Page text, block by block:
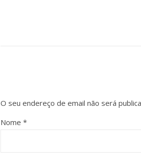
O seu endereço de email não será
Nome *